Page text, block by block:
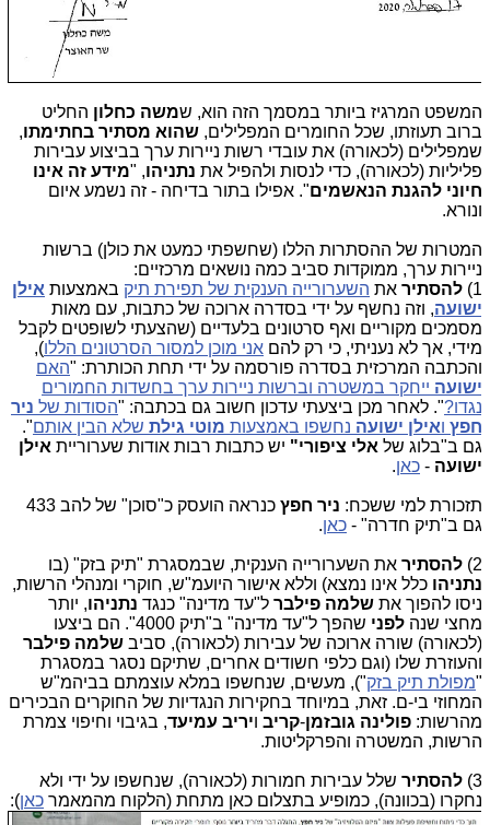
המשפט המרגיז ביותר במסמך הזה הוא, שמשה כחלוןהחליט
ברוב תעוזתו, שכל החומרים המפלילים,שהוא מסתיר בחתימתו,
שמפלילים (לכאורה) את עובדי רשות ניירות ערך בביצוע עבירות
פליליות (לכאורה), כדי לנסות ולהפיל אתנתניהו, " מידע זה אינו
חיוני להגנת הנאשמים". אפילו בתור בדיחה - זה נשמע איום
ונורא.
המטרות של ההסתרות הללו (שחשפתי כמעט את כולן) ברשות
ניירות ערך, ממוקדות סביב כמה נושאים מרכזיים:
להסתיראתהשערורייה הענקית של תפירת תיקבאמצעותאילן
ישועה, וזה נחשף על ידי בסדרה ארוכה של כתבות, עם מאות
מסמכים מקוריים ואף סרטונים בלעדיים (שהצעתי לשופטים לקבל
מידי, אך לא נעניתי, כי רק להםאני מוכן למסור הסרטונים הללו),
והכתבה המרכזית בסדרה פורסמה על ידי תחת הכותרת: " האם
ישועהייחקר במשטרה וברשות ניירות ערך בחשדות החמורים
נגדו?". לאחר מכן ביצעתי עדכון חשוב גם בכתבה: " הסודות שלניר
חפץו אילן ישועהנחשפו באמצעותמוטי גילתשלא הבין אותם".
גם ב"בלוג שלאלי ציפורי"יש כתבות רבות אודות שערורייתאילן
ישועה-כאן.
תזכורת למי ששכח:ניר חפץ
כנראה הועסק כ"סוכן" של להב 433
גם ב"תיק חדרה" -כאן.
להסתיראת השערורייה הענקית, שבמסגרת "תיק בזק" (בו
נתניהוכלל אינו נמצא) וללא אישור היועמ"ש, חוקרי ומנהלי הרשות,
ניסו להפוך אתשלמה פילברל"עד מדינה" כנגדנתניהו, יותר
מחצי שנהלפני
שהפך ל"עד מדינה" ב"תיק 4000". הם ביצעו
(לכאורה) שורה ארוכה של עבירות (לכאורה), סביבשלמה פילבר
והעוזרת שלו (וגם כלפי חשודים אחרים, שתיקם נסגר במסגרת
מפולת תיק בזק"), מעשים, שנחשפו במלא עוצמתם בביהמ"ש
המחוזי בי-ם. זאת, במיוחד בחקירות הנגדיות של החוקרים הבכירים
מהרשות:פולינה גובזמן-קריבו יריב עמיעד, בגיבוי וחיפוי צמרת
הרשות, המשטרה והפרקליטות.
להסתירשלל עבירות חמורות (לכאורה), שנחשפו על ידי ולא
נחקרו (בכוונה), כמופיע בתצלום כאן מתחת (הלקוח מהמאמרכאן):